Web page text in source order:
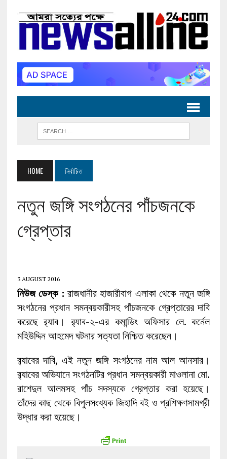
HOME নির্বাচিত
নতুন জঙ্গি সংগঠনের পাঁচজনকে
গ্রেপ্তার
3 AUGUST 2016
নিউজ ডেস্ক : রাজধানীর হাজারীবাগ এলাকা থেকে নতুন জঙ্গি
সংগঠনের প্রধান সমন্বয়কারীসহ পাঁচজনকে গ্রেপ্তারের দাবি
করেছে র‍্যাব। র‍্যাব-২-এর কমান্ডিং অফিসার লে. কর্নেল
মহিউদ্দিন আহমেদ ঘটনার সত্যতা নিশ্চিত করেছেন।
র‍্যাবের দাবি, এই নতুন জঙ্গি সংগঠনের নাম আল আনসার।
র‍্যাবের অভিযানে সংগঠনটির প্রধান সমন্বয়কারী মাওলানা মো.
রাশেদুল আলমসহ পাঁচ সদস্যকে গ্রেপ্তার করা হয়েছে।
তাঁদের কাছ থেকে বিপুলসংখ্যক জিহাদি বই ও প্রশিক্ষণসামগ্রী
উদ্ধার করা হয়েছে।